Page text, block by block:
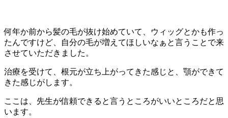
何年か前から髪の毛が抜け始めていて、ウィッグとかも作っ
たんですけど、自分の毛が増えてほしいなぁと言うことで来
させていただきました。
治療を受けて、根元が立ち上がってきた感じと、顎ができて
きた感じがします。
ここは、先生が信頼できると言うところがいいところだと思
います。